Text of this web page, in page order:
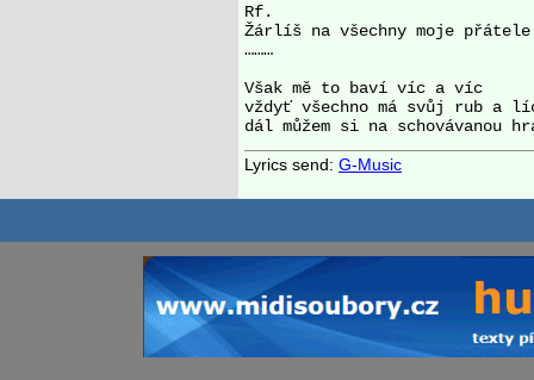
Rf.
Žárlíš na všechny moje
………
Však mě to baví víc a víc
vždyť všechno má svůj rub a
Lyrics send: G-Music